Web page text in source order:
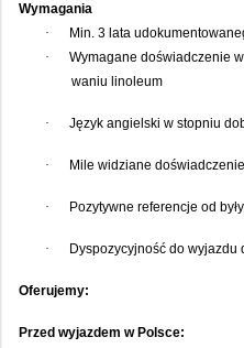
Wymagania
·
Min. 3 lata
·
Wymagane doświadczenie
waniu linoleum
· Język angielski w stopniu
· Mile widziane
· Pozytywne referencje od
· Dyspozycyjność do wyjazdu
Oferujemy:
Przed wyjazdem w Polsce: